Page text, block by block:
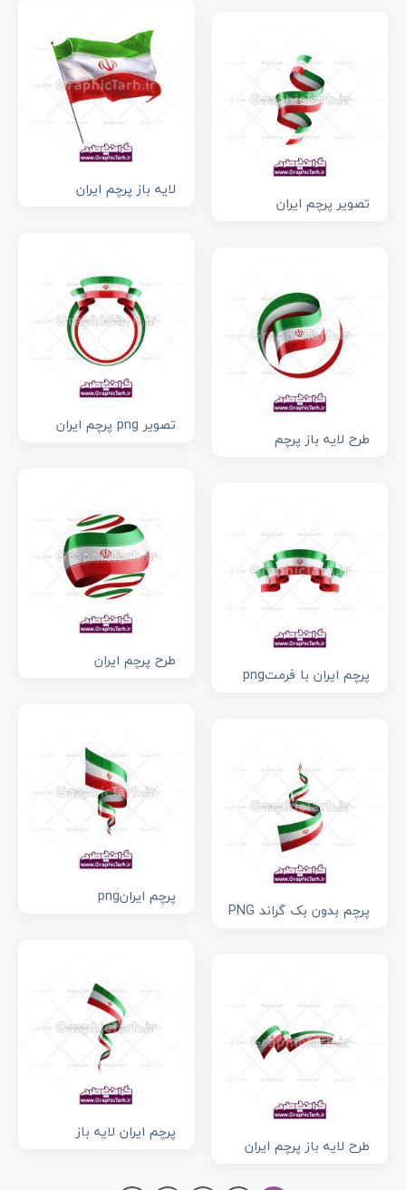
لایه باز پرچم ایران
تصویر پرچم ایران
تصویر png پرچم ایران
طرح لایه باز پرچم
طرح پرچم ایران
پرچم ایران با فرمتpng
پرچم ایرانpng
پرچم بدون بک گراند PNG
پرچم ایران لایه باز
طرح لایه باز پرچم ایران